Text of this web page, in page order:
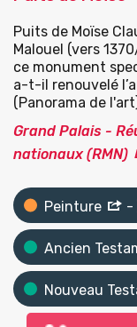
Puits de Moïse
Malouel (vers
ce monument
a-t-il renouvelé
(Panorama de
Grand Palais -
nationaux (RMN)
Peinture -
Ancien
Nouveau